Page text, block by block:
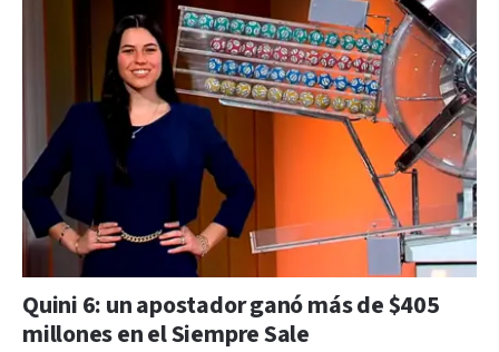
Quini 6: un apostador ganó más de $405
millones en el Siempre Sale